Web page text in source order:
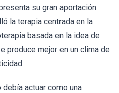
su gran aportación
la terapia centrada en la
basada en la idea de
produce mejor en un clima de
actuar como una